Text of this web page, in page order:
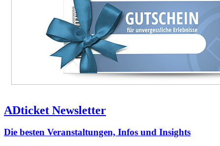
ADticket Newsletter
Die besten Veranstaltungen, Infos und Insights